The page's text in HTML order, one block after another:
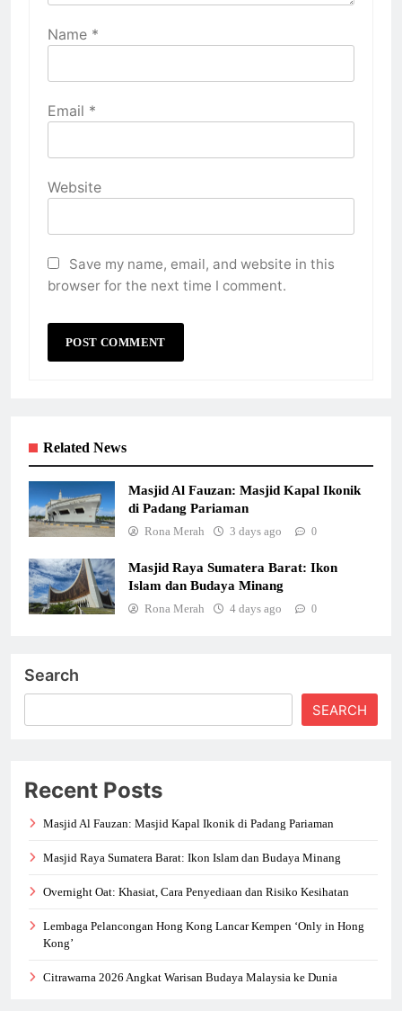
Name *
Email *
Website
Save my name, email, and website in this
browser for the next time I comment.
Related News
Masjid Al Fauzan: Masjid Kapal Ikonik
di Padang Pariaman
Rona Merah 3 days ago 0
Masjid Raya Sumatera Barat: Ikon
Islam dan Budaya Minang
Rona Merah 4 days ago 0
Search
SEARCH
Recent Posts
Masjid Al Fauzan: Masjid Kapal Ikonik di Padang Pariaman
Masjid Raya Sumatera Barat: Ikon Islam dan Budaya Minang
Overnight Oat: Khasiat, Cara Penyediaan dan Risiko Kesihatan
Lembaga Pelancongan Hong Kong Lancar Kempen ‘Only in Hong
Kong’
Citrawarna 2026 Angkat Warisan Budaya Malaysia ke Dunia